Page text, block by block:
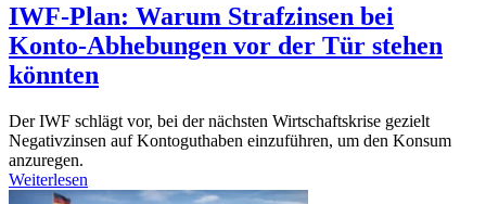
IWF-Plan: Warum Strafzinsen bei
Konto-Abhebungen vor der Tür stehen
könnten
Der IWF schlägt vor, bei der nächsten Wirtschaftskrise gezielt
Negativzinsen auf Kontoguthaben einzuführen, um den Konsum
anzuregen.
Weiterlesen